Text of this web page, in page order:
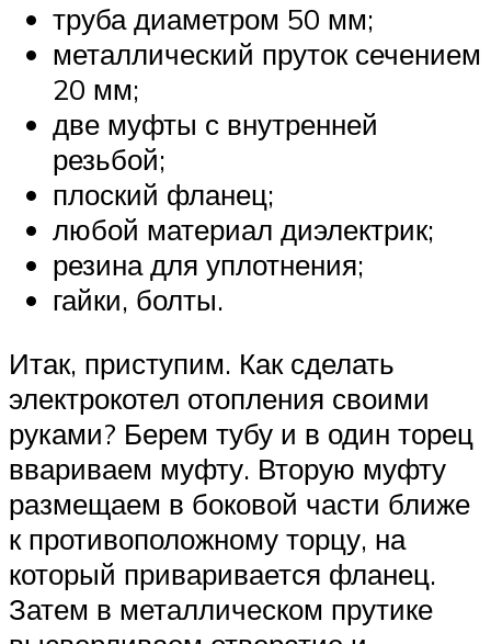
труба диаметром 50 мм;
металлический пруток сечением
20 мм;
две муфты с внутренней
резьбой;
плоский фланец;
любой материал диэлектрик;
резина для уплотнения;
гайки, болты.
Итак, приступим. Как сделать
электрокотел отопления своими
руками? Берем тубу и в один торец
ввариваем муфту. Вторую муфту
размещаем в боковой части ближе
к противоположному торцу, на
который приваривается фланец.
Затем в металлическом прутике